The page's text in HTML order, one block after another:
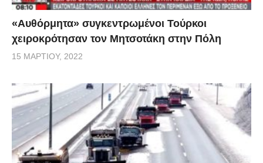
«Αυθόρμητα» συγκεντρωμένοι Τούρκοι
χειροκρότησαν τον Μητσοτάκη στην Πόλη
15 ΜΑΡΤΊΟΥ, 2022